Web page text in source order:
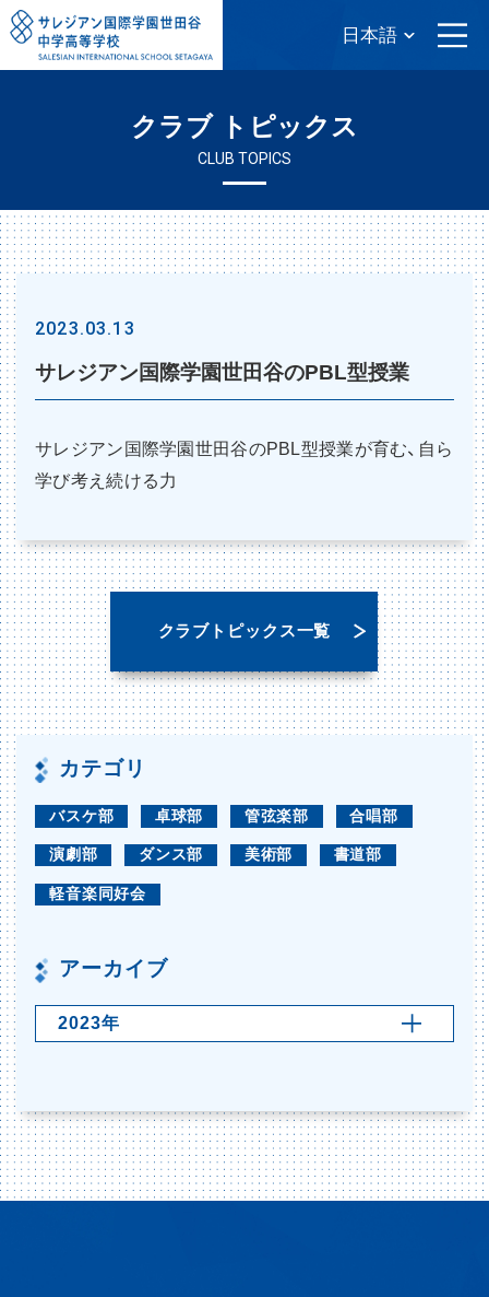
クラブ トピックス
CLUB TOPICS
2023.03.13
サレジアン国際学園世田谷のPBL型授業
サレジアン国際学園世田谷のPBL型授業が育む、自ら
学び考え続ける力
クラブトピックス一覧
カテゴリ
バスケ部 卓球部 管弦楽部 合唱部
演劇部 ダンス部 美術部 書道部
軽音楽同好会
アーカイブ
2023年